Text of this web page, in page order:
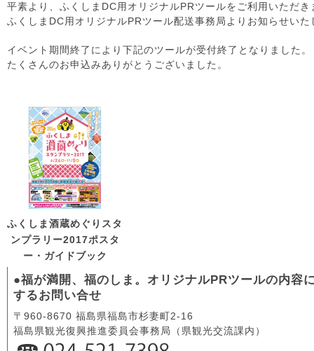
平素より、ふくしまDC用オリジナルPRツールをご利用いただ
ふくしまDC用オリジナルPRツール配送事務局よりお知らせいた
イベント期間終了により下記のツールが受付終了となりました。
たくさんのお申込みありがとうございました。
ふくしま酒蔵めぐりスタ
ンプラリー2017ポスタ
ー・ガイドブック
●福が満開、福のしま。オリジナルPRツールの内容
するお問い合せ
〒960-8670 福島県福島市杉妻町2-16
福島県観光復興推進委員会事務局（県観光交流課内）